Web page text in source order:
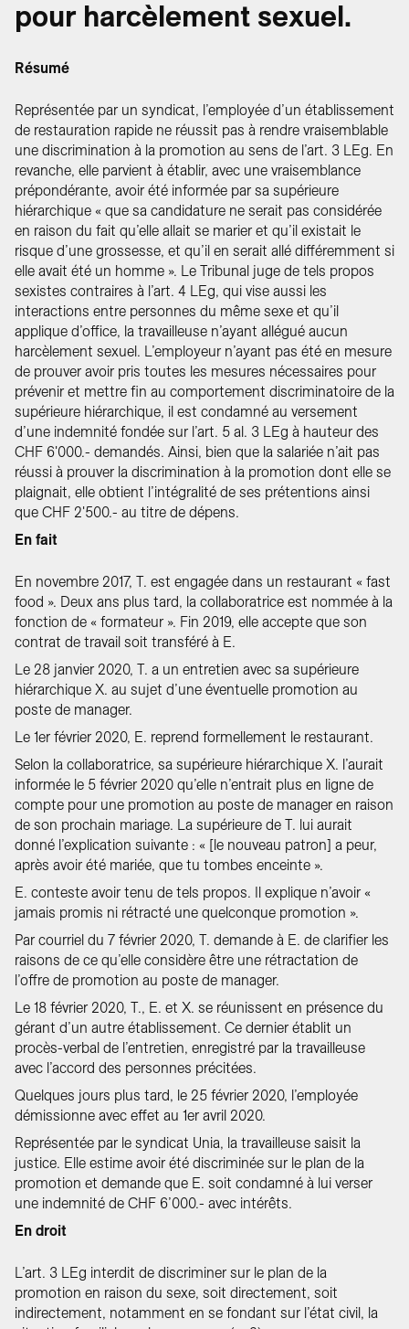
pour harcèlement sexuel.
Résumé
Représentée par un syndicat, l’employée d’un établissement
de restauration rapide ne réussit pas à rendre vraisemblable
une discrimination à la promotion au sens de l’art. 3 LEg. En
revanche, elle parvient à établir, avec une vraisemblance
prépondérante, avoir été informée par sa supérieure
hiérarchique « que sa candidature ne serait pas considérée
en raison du fait qu’elle allait se marier et qu’il existait le
risque d’une grossesse, et qu’il en serait allé différemment si
elle avait été un homme ». Le Tribunal juge de tels propos
sexistes contraires à l’art. 4 LEg, qui vise aussi les
interactions entre personnes du même sexe et qu’il
applique d’office, la travailleuse n’ayant allégué aucun
harcèlement sexuel. L’employeur n’ayant pas été en mesure
de prouver avoir pris toutes les mesures nécessaires pour
prévenir et mettre fin au comportement discriminatoire de la
supérieure hiérarchique, il est condamné au versement
d’une indemnité fondée sur l’art. 5 al. 3 LEg à hauteur des
CHF 6'000.- demandés. Ainsi, bien que la salariée n’ait pas
réussi à prouver la discrimination à la promotion dont elle se
plaignait, elle obtient l’intégralité de ses prétentions ainsi
que CHF 2'500.- au titre de dépens.
En fait
En novembre 2017, T. est engagée dans un restaurant « fast
food ». Deux ans plus tard, la collaboratrice est nommée à la
fonction de « formateur ». Fin 2019, elle accepte que son
contrat de travail soit transféré à E.
Le 28 janvier 2020, T. a un entretien avec sa supérieure
hiérarchique X. au sujet d’une éventuelle promotion au
poste de manager.
Le 1er février 2020, E. reprend formellement le restaurant.
Selon la collaboratrice, sa supérieure hiérarchique X. l’aurait
informée le 5 février 2020 qu’elle n’entrait plus en ligne de
compte pour une promotion au poste de manager en raison
de son prochain mariage. La supérieure de T. lui aurait
donné l’explication suivante : « [le nouveau patron] a peur,
après avoir été mariée, que tu tombes enceinte ».
E. conteste avoir tenu de tels propos. Il explique n’avoir «
jamais promis ni rétracté une quelconque promotion ».
Par courriel du 7 février 2020, T. demande à E. de clarifier les
raisons de ce qu’elle considère être une rétractation de
l’offre de promotion au poste de manager.
Le 18 février 2020, T., E. et X. se réunissent en présence du
gérant d’un autre établissement. Ce dernier établit un
procès-verbal de l’entretien, enregistré par la travailleuse
avec l’accord des personnes précitées.
Quelques jours plus tard, le 25 février 2020, l’employée
démissionne avec effet au 1er avril 2020.
Représentée par le syndicat Unia, la travailleuse saisit la
justice. Elle estime avoir été discriminée sur le plan de la
promotion et demande que E. soit condamné à lui verser
une indemnité de CHF 6’000.- avec intérêts.
En droit
L’art. 3 LEg interdit de discriminer sur le plan de la
promotion en raison du sexe, soit directement, soit
indirectement, notamment en se fondant sur l’état civil, la